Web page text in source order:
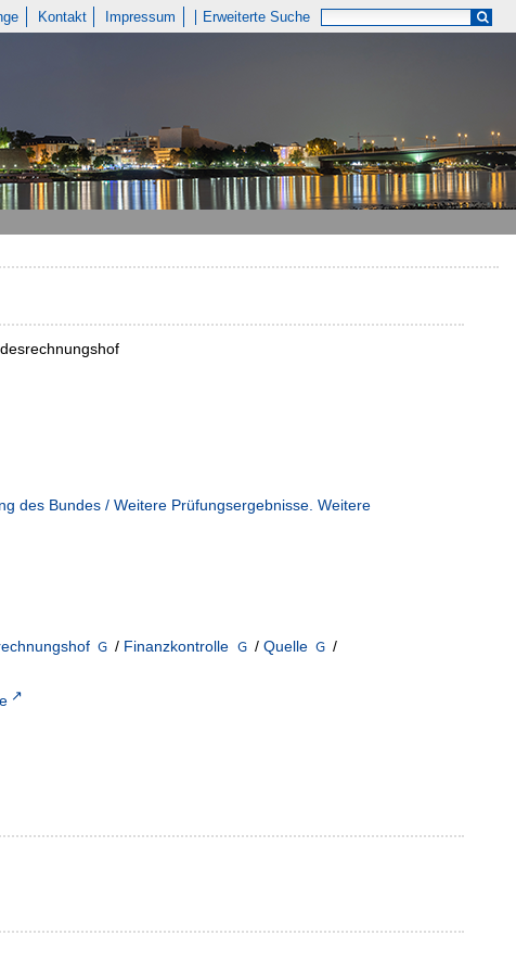
Kontakt Impressum Erweiterte Suche
des Bundes / Weitere Prüfungsergebnisse. Weitere
/ Finanzkontrolle / Quelle
/